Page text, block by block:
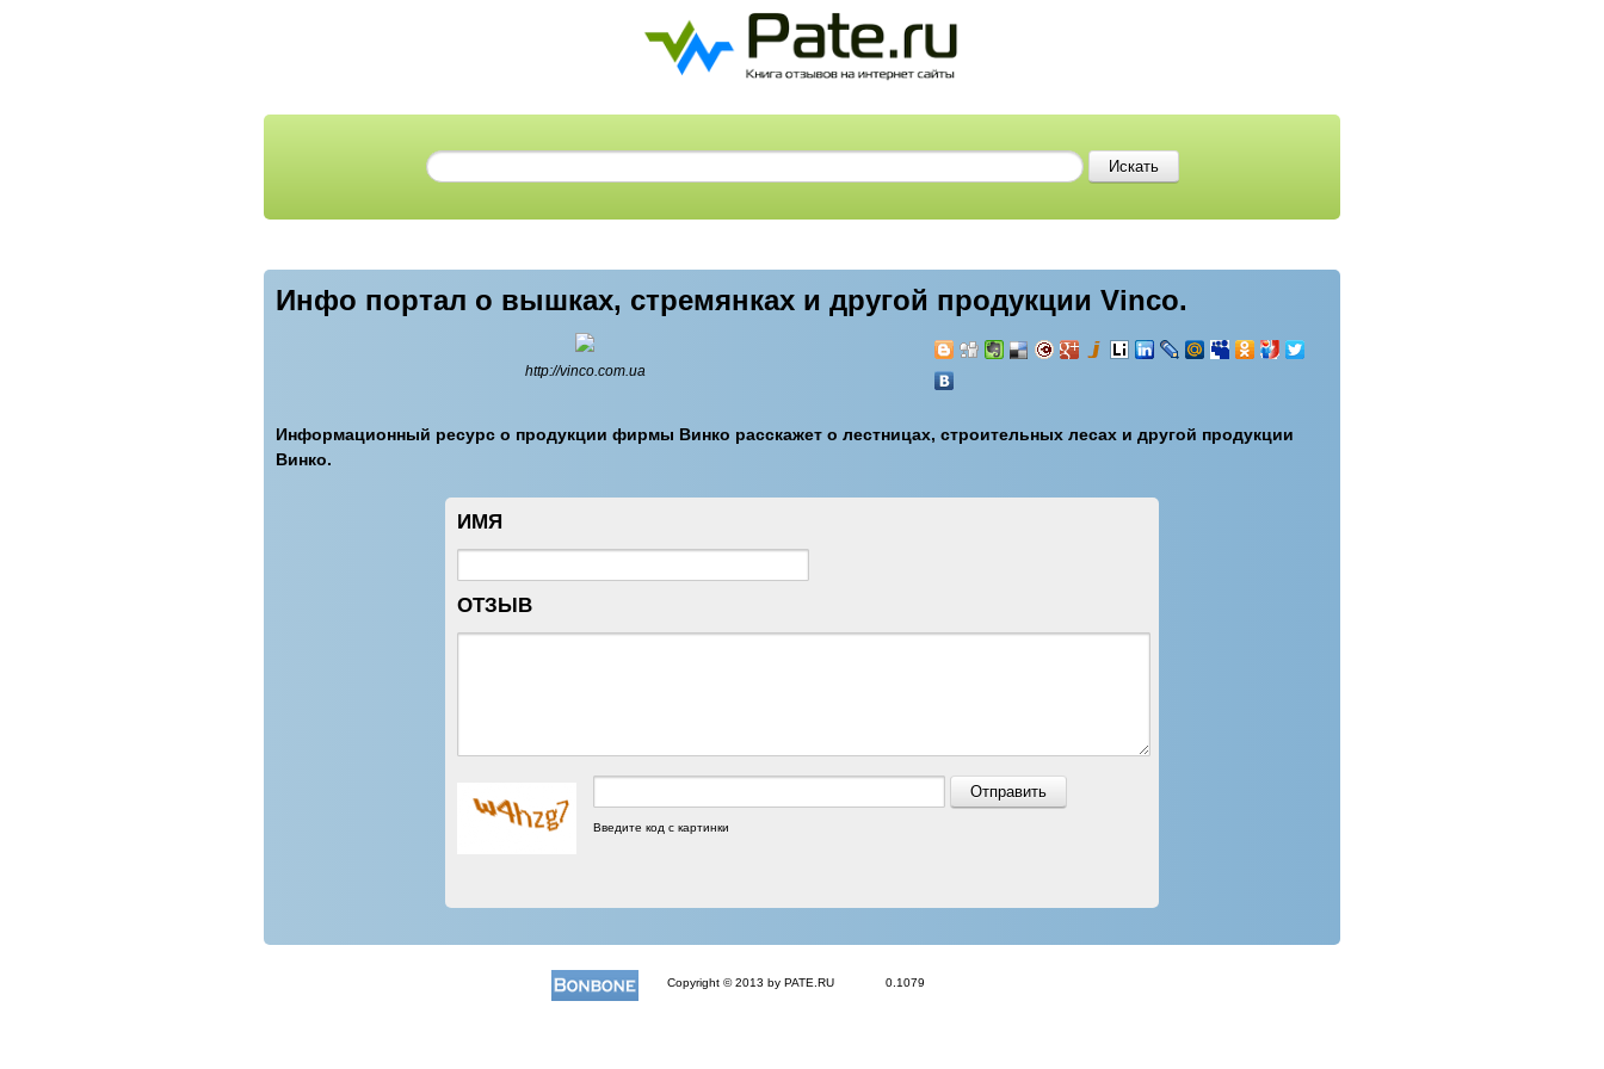
Инфо портал о вышках, стремянках и другой продукции Vinco.
http://vinco.com.ua
Информационный ресурс о продукции фирмы Винко расскажет о лестницах, строительных лесах и другой продукции
Винко.
ИМЯ
ОТЗЫВ
Введите код с картинки
Copyright © 2013 by PATE.RU 0.1079